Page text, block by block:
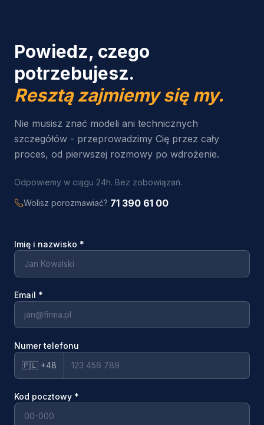
Powiedz, czego
potrzebujesz.
Resztą zajmiemy się my.
Nie musisz znać modeli ani technicznych
szczegółów - przeprowadzimy Cię przez cały
proces, od pierwszej rozmowy po wdrożenie.
Odpowiemy w ciągu 24h. Bez zobowiązań.
Wolisz porozmawiać? 71 390 61 00
Imię i nazwisko *
Email *
Numer telefonu
🇵🇱 +48
Kod pocztowy *